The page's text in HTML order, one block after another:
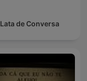
Lata de Conversa